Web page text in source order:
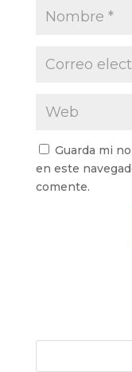
Guarda mi
en este
comente.